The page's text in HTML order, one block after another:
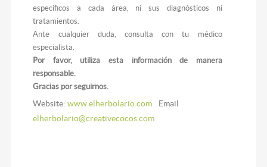
específicos a cada área, ni sus diagnósticos ni
tratamientos.
Ante cualquier duda, consulta con tu médico
especialista.
Por favor, utiliza esta información de manera
responsable.
Gracias por seguirnos.
Website:www.elherbolario.com
Email
elherbolario@creativecocos.com